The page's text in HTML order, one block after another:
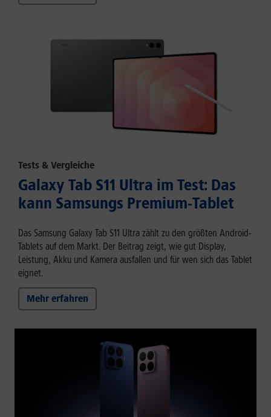
Tests & Vergleiche
Galaxy Tab S11 Ultra im Test: Das
kann Samsungs Premium-Tablet
Das Samsung Galaxy Tab S11 Ultra zählt zu den größten Android-
Tablets auf dem Markt. Der Beitrag zeigt, wie gut Display,
Leistung, Akku und Kamera ausfallen und für wen sich das Tablet
eignet.
Mehr erfahren